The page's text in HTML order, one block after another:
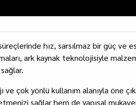
hız, sarsılmaz bir güç ve
ark kaynak teknolojisiyle
ve çok yönlü kullanım alanıyla öne
sağlar hem de yapısal